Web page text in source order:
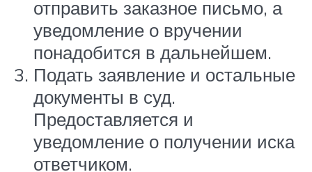
отправить заказное письмо, а
уведомление о вручении
понадобится в дальнейшем.
Подать заявление и остальные
документы в суд.
Предоставляется и
уведомление о получении иска
ответчиком.